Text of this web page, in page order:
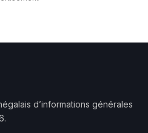
d’informations générales